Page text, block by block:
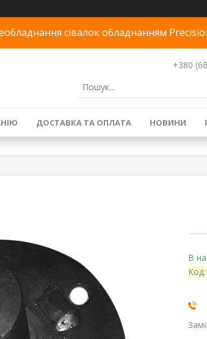
сівалок обладнанням
+380
ДОСТАВКА ТА ОПЛАТА НОВИНИ
В
Код: